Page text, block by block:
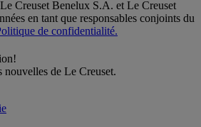
Creuset Benelux S.A. et Le Creuset
en tant que responsables conjoints du
de confidentialité.
nouvelles de Le Creuset.